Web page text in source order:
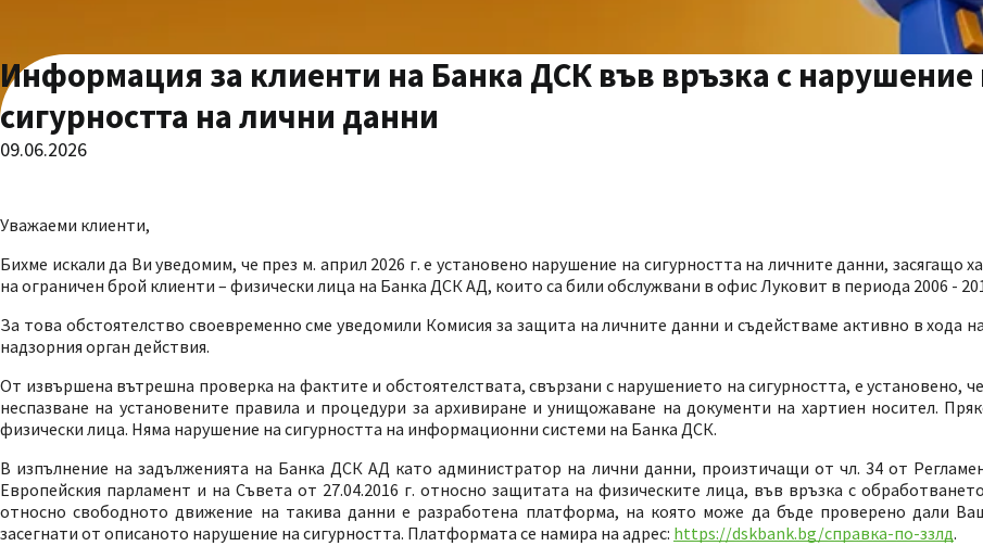
Информация за клиенти на Банка ДСК във връзка с нарушение
сигурността на лични данни
09.06.2026
Уважаеми клиенти,
Бихме искали да Ви уведомим, че през м. април 2026 г. е установено нарушение на сигурността на личните данни, засягащо
на ограничен брой клиенти – физически лица на Банка ДСК АД, които са били обслужвани в офис Луковит в периода 2006 -
За това обстоятелство своевременно сме уведомили Комисия за защита на личните данни и съдействаме активно в хода
надзорния орган действия.
От извършена вътрешна проверка на фактите и обстоятелствата, свързани с нарушението на сигурността, е установено,
неспазване на установените правила и процедури за архивиране и унищожаване на документи на хартиен носител.
физически лица. Няма нарушение на сигурността на информационни системи на Банка ДСК.
В изпълнение на задълженията на Банка ДСК АД като администратор на лични данни, произтичащи от чл. 34 от
Европейския парламент и на Съвета от 27.04.2016 г. относно защитата на физическите лица, във връзка с
относно свободното движение на такива данни е разработена платформа, на която може да бъде проверено дали
засегнати от описаното нарушение на сигурността. Платформата се намира на адрес: https://dskbank.bg/справка-по-ззлд.